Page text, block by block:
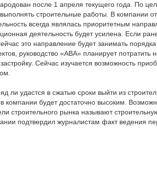
после 1 апреля текущего года. По
строительные работы. В компании
всегда являлась приоритетным
деятельность будет усилена. Если
это направление будет занимать
руководство «АВА» планирует потратить
Сейчас изучается возможность
ли удастся в сжатые сроки выйти из
компании будет достаточно высоким.
строительного рынка называют
подтвердил журналистам факт ведения